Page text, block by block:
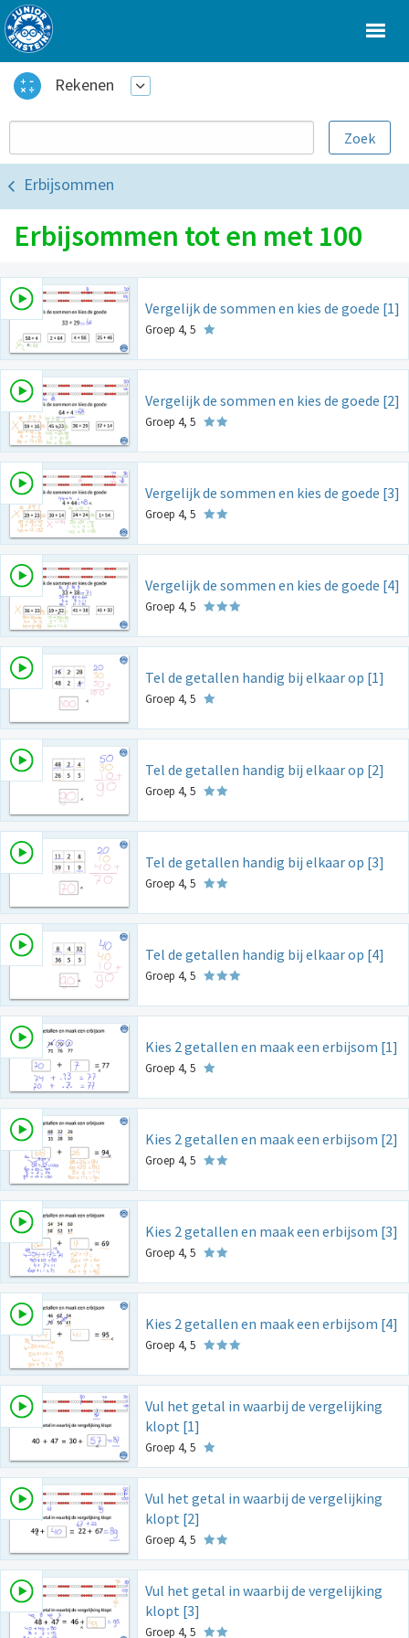
Rekenen
Erbijsommen
Erbijsommen tot en met 100
Vergelijk de sommen en kies de goede [1]
Groep 4, 5
Vergelijk de sommen en kies de goede [2]
Groep 4, 5
Vergelijk de sommen en kies de goede [3]
Groep 4, 5
Vergelijk de sommen en kies de goede [4]
Groep 4, 5
Tel de getallen handig bij elkaar op [1]
Groep 4, 5
Tel de getallen handig bij elkaar op [2]
Groep 4, 5
Tel de getallen handig bij elkaar op [3]
Groep 4, 5
Tel de getallen handig bij elkaar op [4]
Groep 4, 5
Kies 2 getallen en maak een erbijsom [1]
Groep 4, 5
Kies 2 getallen en maak een erbijsom [2]
Groep 4, 5
Kies 2 getallen en maak een erbijsom [3]
Groep 4, 5
Kies 2 getallen en maak een erbijsom [4]
Groep 4, 5
Vul het getal in waarbij de vergelijking
klopt [1]
Groep 4, 5
Vul het getal in waarbij de vergelijking
klopt [2]
Groep 4, 5
Vul het getal in waarbij de vergelijking
klopt [3]
Groep 4, 5